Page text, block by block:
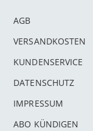
AGB
VERSANDKOSTEN
KUNDENSERVICE
DATENSCHUTZ
IMPRESSUM
ABO KÜNDIGEN